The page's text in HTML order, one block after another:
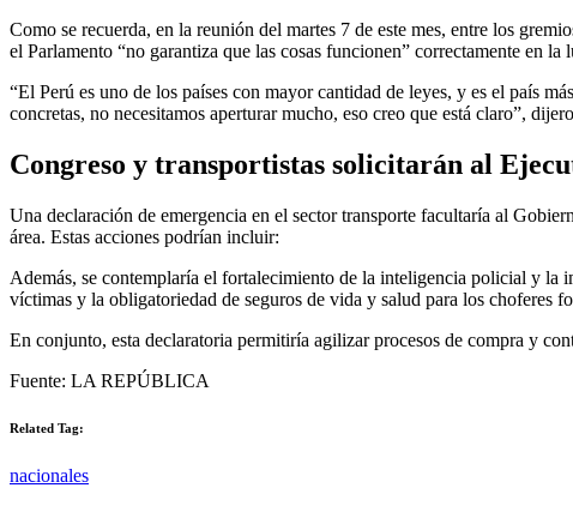
Como se recuerda, en la reunión del martes 7 de este mes, entre los
el Parlamento “no garantiza que las cosas funcionen” correctamente en la
“El Perú es uno de los países con mayor cantidad de leyes, y es el país
concretas, no necesitamos aperturar mucho, eso creo que está claro”,
Congreso y transportistas solicitarán al
Una declaración de emergencia en el sector transporte facultaría al
área. Estas acciones podrían incluir:
Además, se contemplaría el fortalecimiento de la inteligencia policial y la
víctimas y la obligatoriedad de seguros de vida y salud para los choferes
En conjunto, esta declaratoria permitiría agilizar procesos de compra y
Fuente: LA REPÚBLICA
Related Tag:
nacionales